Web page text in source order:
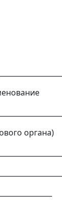
органа)